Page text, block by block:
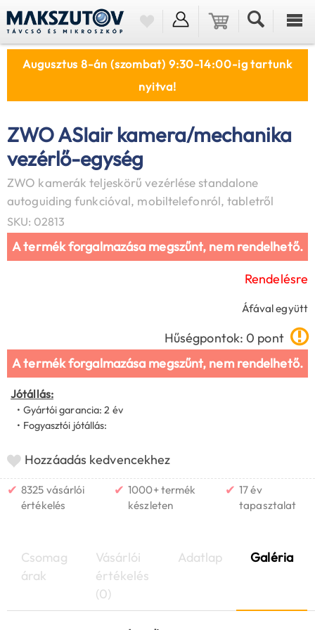
Augusztus 8-án (szombat) 9:30-14:00-ig tartunk
nyitva!
ZWO ASIair kamera/mechanika
vezérlő-egység
ZWO kamerák teljeskörű vezérlése standalone
autoguiding funkcióval, mobiltelefonról, tabletről
SKU: 02813
A termék forgalmazása megszűnt, nem rendelhető.
Rendelésre
Áfával együtt
Hűségpontok: 0 pont
A termék forgalmazása megszűnt, nem rendelhető.
Jótállás:
• Gyártói garancia: 2 év
• Fogyasztói jótállás:
Hozzáadás kedvencekhez
✔ 8325 vásárlói
értékelés
✔ 1000+ termék
készleten
✔ 17 év
tapasztalat
Csomag
árak
Vásárlói
értékelés
(0)
Adatlap Galéria